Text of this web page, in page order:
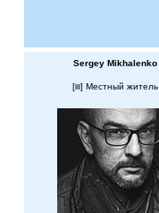
Sergey Mikhalenko
[ ] Местный житель